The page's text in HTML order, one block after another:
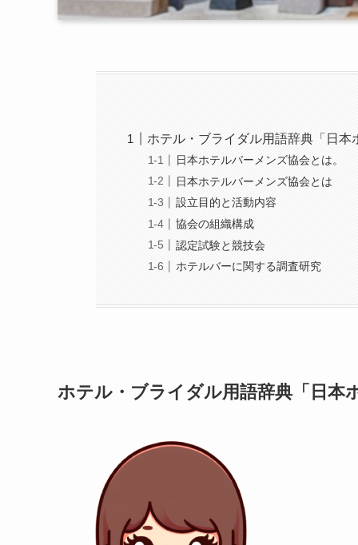
ホテル・ブライダル用語辞典「日本
日本ホテルバーメンズ協会とは。
日本ホテルバーメンズ協会とは
設立目的と活動内容
協会の組織構成
認定試験と競技会
ホテルバーに関する調査研究
ホテル・ブライダル用語辞典「日本